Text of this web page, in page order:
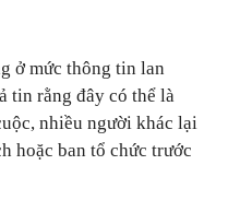
ở mức thông tin lan
tin rằng đây có thể là
nhiều người khác lại
hoặc ban tổ chức trước